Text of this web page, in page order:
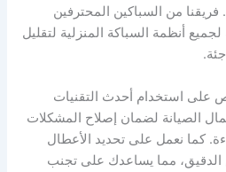
فريقنا من السباكين المحترفين
أنظمة السباكة المنزلية لتقليل
على استخدام أحدث التقنيات
الصيانة لضمان إصلاح المشكلات
كما نعمل على تحديد الأعطال
الدقيق، مما يساعدك على تجنب